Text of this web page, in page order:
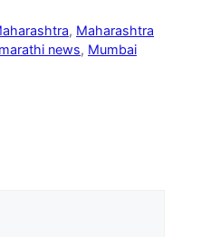
, Maharashtra
marathi news, Mumbai